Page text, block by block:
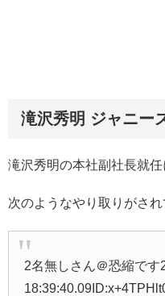
滝沢秀明 ジャニー
滝沢秀明の本社副社長就任
次のようなやり取りがされ
2名無しさん＠恐縮です